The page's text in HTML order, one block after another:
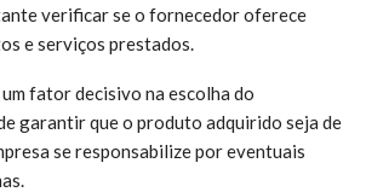
verificar se o fornecedor oferece
e serviços prestados.
fator decisivo na escolha do
garantir que o produto adquirido seja de
se responsabilize por eventuais